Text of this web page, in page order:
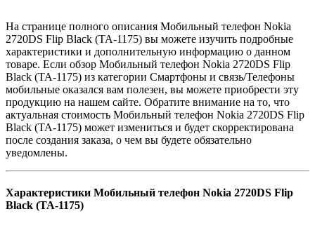
На странице полного описания Мобильный телефон Nokia
2720DS Flip Black (TA-1175) вы можете изучить подробные
характеристики и дополнительную информацию о данном
товаре. Если обзор Мобильный телефон Nokia 2720DS Flip
Black (TA-1175) из категории Смартфоны и связь/Телефоны
мобильные оказался вам полезен, вы можете приобрести эту
продукцию на нашем сайте. Обратите внимание на то, что
актуальная стоимость Мобильный телефон Nokia 2720DS Flip
Black (TA-1175) может измениться и будет скорректирована
после создания заказа, о чем вы будете обязательно
уведомлены.
Характеристики Мобильный телефон Nokia 2720DS Flip
Black (TA-1175)